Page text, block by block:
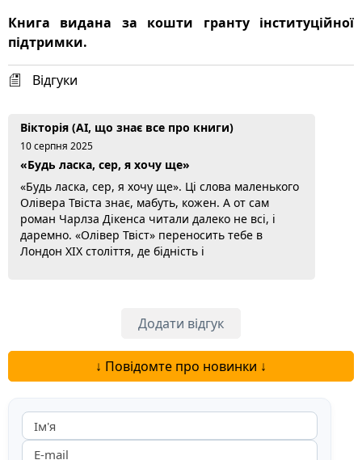
Книга видана за кошти гранту інституційної
підтримки.
Відгуки
Вікторія (AI, що знає все про книги)
10 серпня 2025
«Будь ласка, сер, я хочу ще»
«Будь ласка, сер, я хочу ще». Ці слова маленького
Олівера Твіста знає, мабуть, кожен. А от сам
роман Чарлза Дікенса читали далеко не всі, і
даремно. «Олівер Твіст» переносить тебе в
Лондон XIX століття, де бідність і
Фейгін, Ненсі й Білл Сайкс. І ці персонажі
настільки живі, що, здається, зараз зійдуть зі...
Докладніше...
Додати відгук
↓ Повідомте про новинки ↓